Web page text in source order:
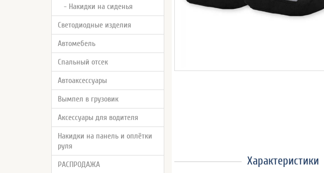
- Накидки на сиденья
Светодиодные изделия
Автомебель
Спальный отсек
Автоаксессуары
Вымпел в грузовик
Аксессуары для водителя
Накидки на панель и оплётки
руля
РАСПРОДАЖА Характеристики